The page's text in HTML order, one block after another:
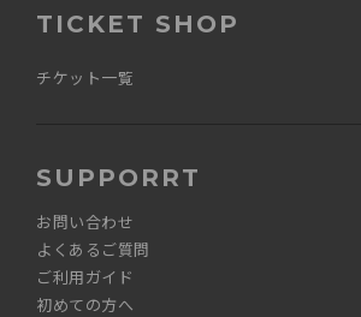
TICKET SHOP
チケット一覧
SUPPORRT
お問い合わせ
よくあるご質問
ご利用ガイド
初めての方へ